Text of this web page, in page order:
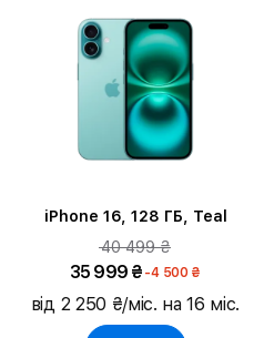
iPhone 16, 128 ГБ, Teal
40 499 ₴
35 999 ₴ -4 500 ₴
від 2 250 ₴/міс. на 16 міс.